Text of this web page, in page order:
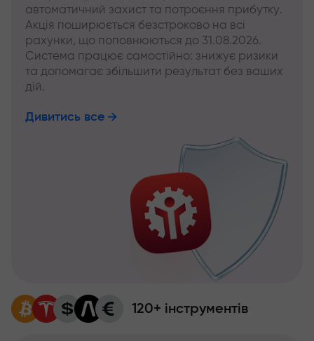
автоматичний захист та потроєння прибутку.
Акція поширюється безстроково на всі
рахунки, що поповнюються до 31.08.2026.
Система працює самостійно: знижує ризики
та допомагає збільшити результат без ваших
дій.
Дивитись все
120+ інструментів